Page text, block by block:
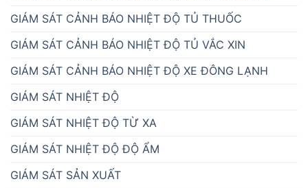
GIÁM SÁT CẢNH BÁO NHIỆT ĐỘ TỦ THUỐC
GIÁM SÁT CẢNH BÁO NHIỆT ĐỘ TỦ VẮC XIN
GIÁM SÁT CẢNH BÁO NHIỆT ĐỘ XE ĐÔNG LẠNH
GIÁM SÁT NHIỆT ĐỘ
GIÁM SÁT NHIỆT ĐỘ TỪ XA
GIÁM SÁT NHIỆT ĐỘ ĐỘ ẨM
GIÁM SÁT SẢN XUẤT